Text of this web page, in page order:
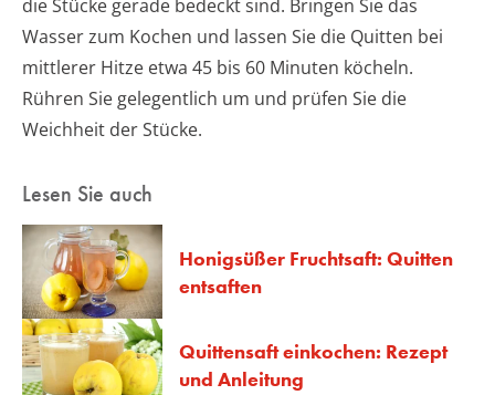
die Stücke gerade bedeckt sind. Bringen Sie das
Wasser zum Kochen und lassen Sie die Quitten bei
mittlerer Hitze etwa 45 bis 60 Minuten köcheln.
Rühren Sie gelegentlich um und prüfen Sie die
Weichheit der Stücke.
Lesen Sie auch
Honigsüßer Fruchtsaft: Quitten
entsaften
Quittensaft einkochen: Rezept
und Anleitung